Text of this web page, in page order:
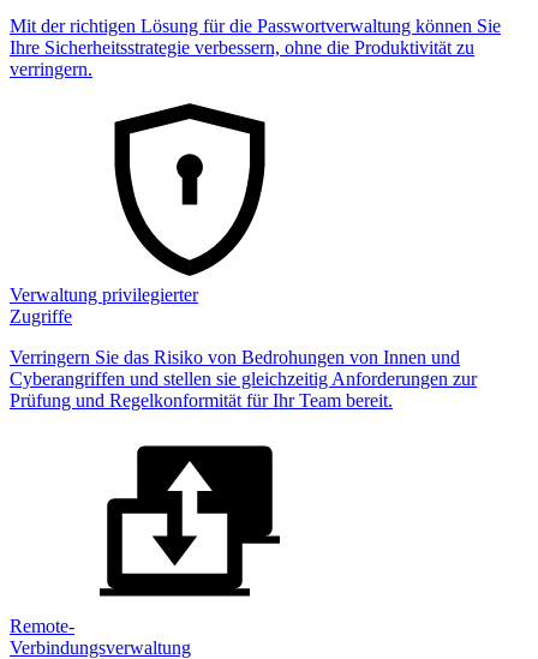
Mit der richtigen Lösung für die Passwortverwaltung können Sie
Ihre Sicherheitsstrategie verbessern, ohne die Produktivität zu
verringern.
Verwaltung privilegierter
Zugriffe
Verringern Sie das Risiko von Bedrohungen von Innen und
Cyberangriffen und stellen sie gleichzeitig Anforderungen zur
Prüfung und Regelkonformität für Ihr Team bereit.
Remote-
Verbindungsverwaltung